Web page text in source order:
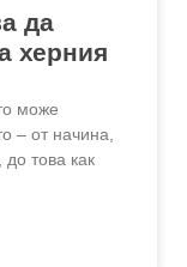
да
херния
може
– от начина,
до това как